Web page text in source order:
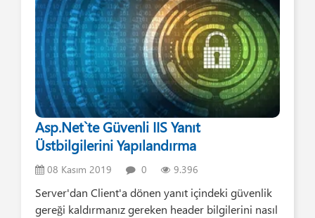
Asp.Net`te Güvenli IIS Yanıt
Üstbilgilerini Yapılandırma
08 Kasım 2019 0 9.396
Server'dan Client'a dönen yanıt içindeki güvenlik
gereği kaldırmanız gereken header bilgilerini nasıl